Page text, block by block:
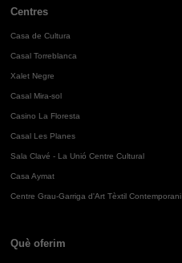
Centres
Casa de Cultura
Casal Torreblanca
Xalet Negre
Casal Mira-sol
Casino La Floresta
Casal Les Planes
Sala Clavé - La Unió Centre Cultural
Casa Aymat
Centre Grau-Garriga d'Art Tèxtil Contemporani
Què oferim